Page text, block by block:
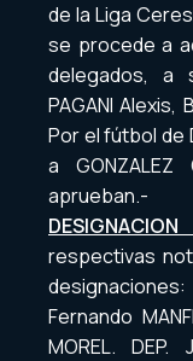
de la Liga
se procede a
delegados, a
PAGANI Alexis,
Por el fútbol de
a
aprueban.-
respectivas
Fernando
MOREL. DEP.